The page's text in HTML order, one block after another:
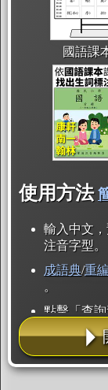
國語課
使用方法
輸入中文
注音字型。
成語典/重
。
點擊「查
點「部首
辭典解釋
用手動重